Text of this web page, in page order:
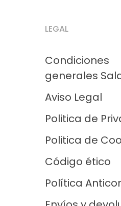
LEGAL
Condiciones
generales
Aviso Legal
Politica de
Politica de
Código ético
Política